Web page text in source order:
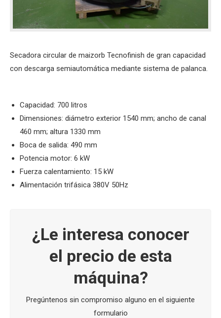
Secadora circular de maizorb Tecnofinish de gran capacidad
con descarga semiautomática mediante sistema de palanca.
Capacidad: 700 litros
Dimensiones: diámetro exterior 1540 mm; ancho de canal
460 mm; altura 1330 mm
Boca de salida: 490 mm
Potencia motor: 6 kW
Fuerza calentamiento: 15 kW
Alimentación trifásica 380V 50Hz
¿Le interesa conocer
el precio de esta
máquina?
Pregúntenos sin compromiso alguno en el siguiente
formulario